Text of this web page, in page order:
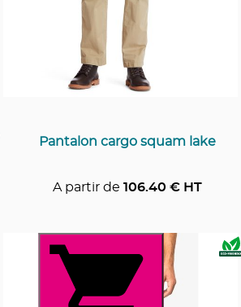
Pantalon cargo squam lake
A partir de 106.40 € HT